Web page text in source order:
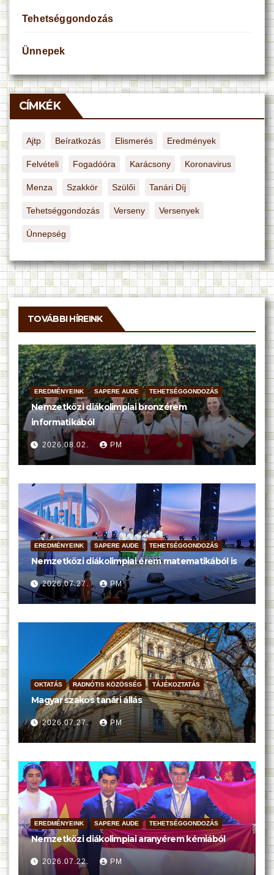
Tehetséggondozás
Ünnepek
CÍMKÉK
Ajtp Beíratkozás Elismerés Eredmények
Felvételi Fogadóóra Karácsony Koronavirus
Menza Szakkör Szülői Tanári Díj
Tehetséggondozás Verseny Versenyek
Ünnepség
TOVÁBBI HÍREINK
EREDMÉNYEINK SAPERE AUDE TEHETSÉGGONDOZÁS
Nemzetközi diákolimpiai bronzérem
informatikából
2026.08.02. PM
EREDMÉNYEINK SAPERE AUDE TEHETSÉGGONDOZÁS
Nemzetközi diákolimpiai érem matematikából is
2026.07.27. PM
OKTATÁS RADNÓTIS KÖZÖSSÉG TÁJÉKOZTATÁS
Magyar szakos tanári állás
2026.07.27. PM
EREDMÉNYEINK SAPERE AUDE TEHETSÉGGONDOZÁS
Nemzetközi diákolimpiai aranyérem kémiából
2026.07.22. PM